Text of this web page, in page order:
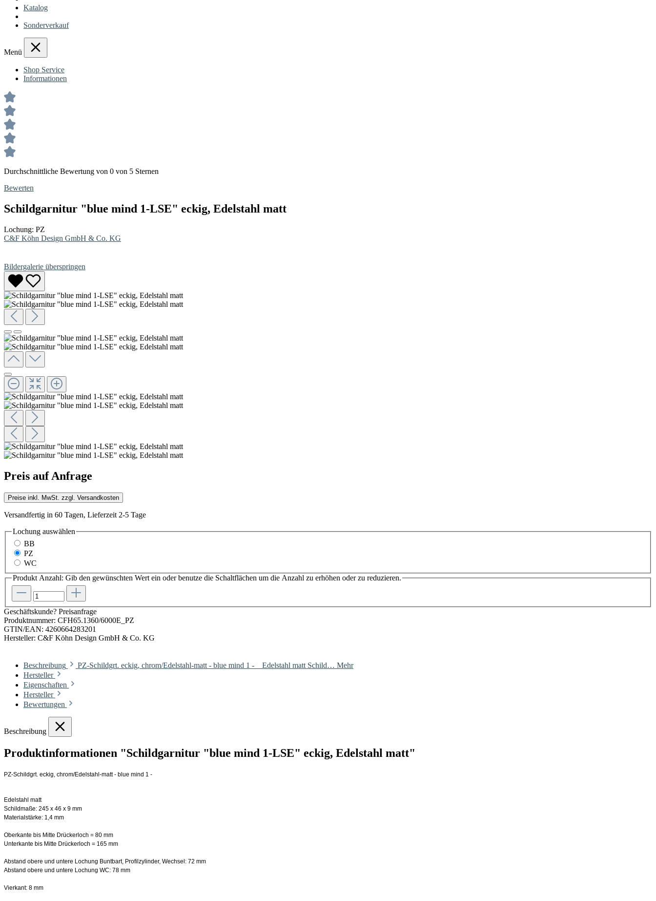
Katalog
Sonderverkauf
Menü
Shop Service
Informationen
Durchschnittliche Bewertung von 0 von 5 Sternen
Bewerten
Schildgarnitur "blue mind 1-LSE" eckig, Edelstahl matt
Lochung: PZ
C&F Köhn Design GmbH & Co. KG
Bildergalerie überspringen
Preis auf Anfrage
Preise inkl. MwSt. zzgl. Versandkosten
Versandfertig in 60 Tagen, Lieferzeit 2-5 Tage
Lochung auswählen
BB
PZ
WC
Produkt Anzahl: Gib den gewünschten Wert ein oder benutze die Schaltflächen um die Anzahl zu erhöhen oder zu reduzieren.
Geschäftskunde? Preisanfrage
Produktnummer: CFH65.1360/6000E_PZ
GTIN/EAN: 4260664283201
Hersteller: C&F Köhn Design GmbH & Co. KG
Beschreibung PZ-Schildgrt. eckig, chrom/Edelstahl-matt - blue mind 1 - Edelstahl matt Schild… Mehr
Hersteller
Eigenschaften
Hersteller
Bewertungen
Beschreibung
Produktinformationen "Schildgarnitur "blue mind 1-LSE" eckig, Edelstahl matt"
PZ-Schildgrt. eckig, chrom/Edelstahl-matt - blue mind 1 -
Edelstahl matt
Schildmaße: 245 x 46 x 9 mm
Materialstärke: 1,4 mm
Oberkante bis Mitte Drückerloch = 80 mm
Unterkante bis Mitte Drückerloch = 165 mm
Abstand obere und untere Lochung Buntbart, Profilzylinder, Wechsel: 72 mm
Abstand obere und untere Lochung WC: 78 mm
Vierkant: 8 mm